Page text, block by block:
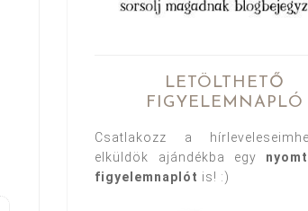
LETÖLTHETŐ
FIGYELEMNAPLÓ
Csatlakozz a
elküldök ajándékba egy
figyelemnaplót is! :)